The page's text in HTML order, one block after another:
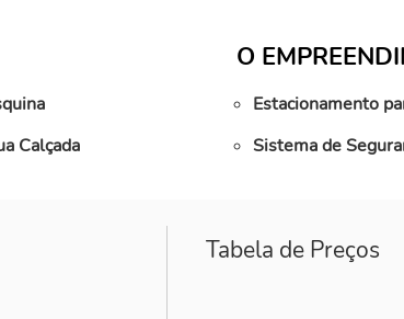
O
Estacionamento
Calçada Sistema de
Tabela de Preços